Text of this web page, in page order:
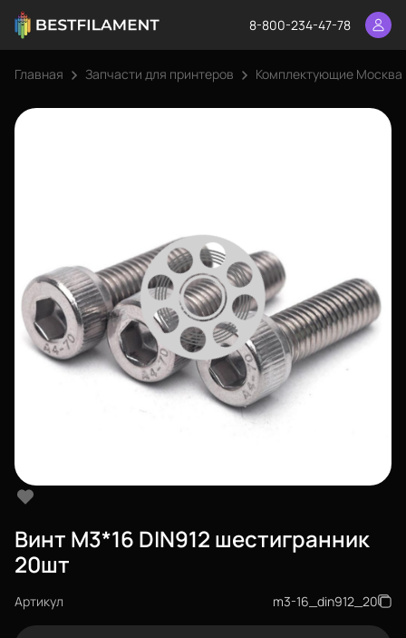
8-800-234-47-78
Главная Запчасти для принтеров Комплектующие Москва
Винт М3*16 DIN912 шестигранник
20шт
Артикул m3-16_din912_20